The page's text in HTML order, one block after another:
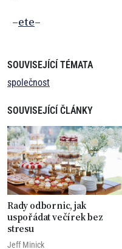
–ete–
SOUVISEJÍCÍ TÉMATA
společnost
SOUVISEJÍCÍ ČLÁNKY
Rady odbornic, jak
uspořádat večírek bez
stresu
Jeff Minick